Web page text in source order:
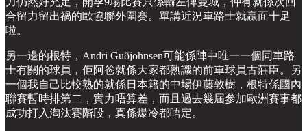
合留力留出禍的歐協聯外圍賽。單講近況車路士就贏面十足
啦。
另一邊的根特，Andri Guðjohnsen可能係陣中唯一一個同車路
士有關的球員，佢阿爸就係大家都熟識的前車球員古莊臣。另
一個我自己比較熟的就係日本籍的中場伊藤敦樹，根特係國內
聯賽暫時排第二，實力唔算差，而且過去幾屆參加歐洲賽事都
成功打入淘汰賽階段，真係爆冷都唔定。